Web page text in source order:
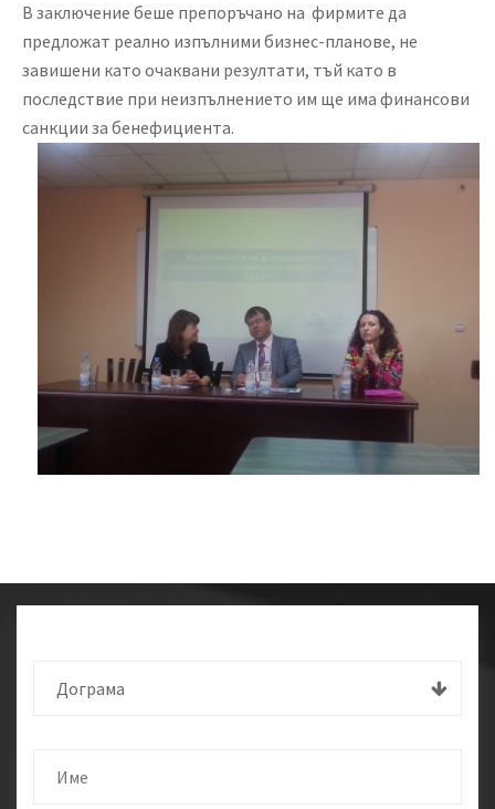
В заключение беше препоръчано на фирмите да
предложат реално изпълними бизнес-планове, не
завишени като очаквани резултати, тъй като в
последствие при неизпълнението им ще има финансови
санкции за бенефициента.
Дограма